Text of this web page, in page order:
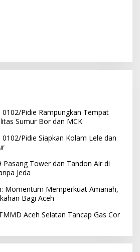
Pidie Rampungkan Tempat
Sumur Bor dan MCK
Pidie Siapkan Kolam Lele dan
Tower dan Tandon Air di
Jeda
Momentum Memperkuat Amanah,
Bagi Aceh
Aceh Selatan Tancap Gas Cor